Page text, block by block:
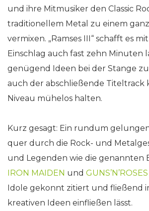
und ihre Mitmusiker den Classic
traditionellem Metal zu einem
vermixen. „Ramses III“ schafft es
Einschlag auch fast zehn Minuten
genügend Ideen bei der Stange
auch der abschließende Titeltrack
Niveau mühelos halten.
Kurz gesagt: Ein rundum
quer durch die Rock- und
und Legenden wie die genannten
IRON MAIDEN und GUNS’N’ROSES
Idole gekonnt zitiert und fließend
kreativen Ideen einfließen lässt.